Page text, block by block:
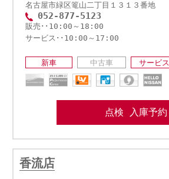
名古屋市緑区篭山二丁目１３１３番地
052-877-5123
販売･･10:00～18:00
サービス･･10:00～17:00
新車 中古車 サービス
点検 入庫予約
香流店